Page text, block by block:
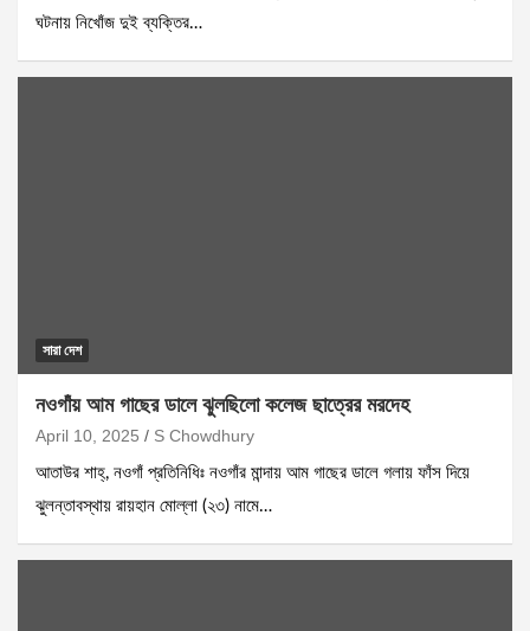
ঘটনায় নিখোঁজ দুই ব্যক্তির…
সারা দেশ
নওগাঁয় আম গাছের ডালে ঝুলছিলো কলেজ ছাত্রের মরদেহ
April 10, 2025 S Chowdhury
আতাউর শাহ্, নওগাঁ প্রতিনিধিঃ নওগাঁর মান্দায় আম গাছের ডালে গলায় ফাঁস দিয়ে
ঝুলন্তাবস্থায় রায়হান মোল্লা (২৩) নামে…